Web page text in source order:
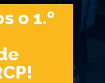
o 1.º